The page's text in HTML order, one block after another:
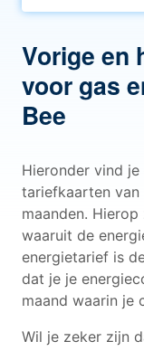
Vorige en
voor gas
Bee
Hieronder vind
tariefkaarten van
maanden.
waaruit de
energietarief is
dat je je
maand waarin je
Wil je zeker zijn